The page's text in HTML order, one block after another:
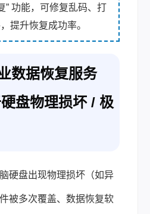
” 功能，可修复乱码、打
提升恢复成功率。
数据恢复服务
盘物理损坏 / 极
硬盘出现物理损坏（如异
被多次覆盖、数据恢复软